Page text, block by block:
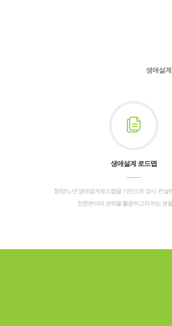
생애설
생애설계 로드맵
청/장/노년 생애설계로드맵을 기반으로 강사, 컨설
전문분야의 경력을 활용하고자 하는 분